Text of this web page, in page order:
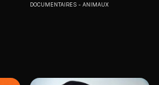
DOCUMENTAIRES ANIMAUX